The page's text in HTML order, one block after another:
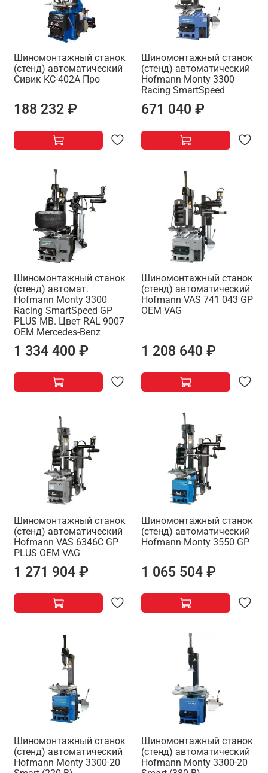
Шиномонтажный станок
(стенд) автоматический
Сивик КС-402А Про
188 232 ₽
Шиномонтажный станок
(стенд) автоматический
Hofmann Monty 3300
Racing SmartSpeed
671 040 ₽
Шиномонтажный станок
(стенд) автомат.
Hofmann Monty 3300
Racing SmartSpeed GP
PLUS MB. Цвет RAL 9007
OEM Mercedes-Benz
1 334 400 ₽
Шиномонтажный станок
(стенд) автоматический
Hofmann VAS 741 043 GP
OEM VAG
1 208 640 ₽
Шиномонтажный станок
(стенд) автоматический
Hofmann VAS 6346C GP
PLUS OEM VAG
1 271 904 ₽
Шиномонтажный станок
(стенд) автоматический
Hofmann Monty 3550 GP
1 065 504 ₽
Шиномонтажный станок
(стенд) автоматический
Hofmann Monty 3300-20
Шиномонтажный станок
(стенд) автоматический
Hofmann Monty 3300-20